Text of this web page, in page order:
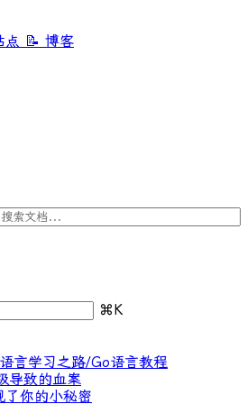
点 📝 博客
⌘K
语言学习之路/Go语言教程
导致的血案
你的小秘密